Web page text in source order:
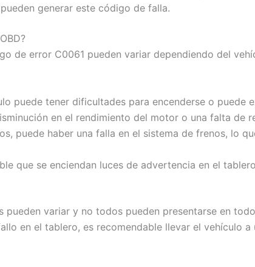
generar este código de falla.
de error C0061 pueden variar dependiendo del
puede tener dificultades para encenderse o puede
en el rendimiento del motor o una falta de
puede haber una falla en el sistema de frenos, lo
que se enciendan luces de advertencia en el
variar y no todos pueden presentarse en
en el tablero, es recomendable llevar el vehículo